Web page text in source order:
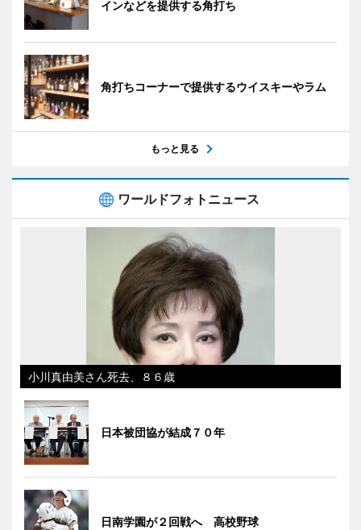
インなどを提供する角打ち
角打ちコーナーで提供するウイスキーやラム
もっと見る
ワールドフォトニュース
小川真由美さん死去、８６歳
日本被団協が結成７０年
日南学園が２回戦へ 高校野球